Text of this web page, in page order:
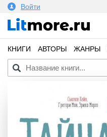
Войти
КНИГИ АВТОРЫ ЖАНРЫ